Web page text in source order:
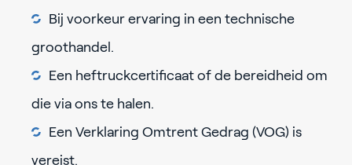
Bij voorkeur ervaring in een technische
groothandel.
Een heftruckcertificaat of de bereidheid om
die via ons te halen.
Een Verklaring Omtrent Gedrag (VOG) is
vereist.